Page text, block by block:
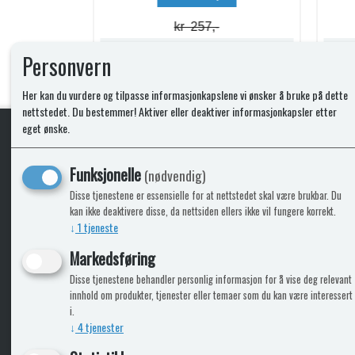
kr 74,-
Kjøp
KLikk & hent
ICARAVANGRUPPEN
Bobilkjeden - iCaravan Tromsø
Caravan.no - når camping er livet
Fritidsvarehuset.no - barn og velvære
Cookies
Personvern
Her kan du vurdere og tilpasse informasjonkapslene vi ønsker å bruke på dette
nettstedet. Du bestemmer! Aktiver eller deaktiver informasjonkapsler etter
eget ønske.
Funksjonelle(nødvendig)
Disse tjenestene er essensielle for at nettstedet skal være brukbar. Du
kan ikke deaktivere disse, da nettsiden ellers ikke vil fungere korrekt.
↓ 1tjeneste
Markedsføring
Disse tjenestene behandler personlig informasjon for å vise deg relevant
innhold om produkter, tjenester eller temaer som du kan være interessert
i.
↓ 4tjenester